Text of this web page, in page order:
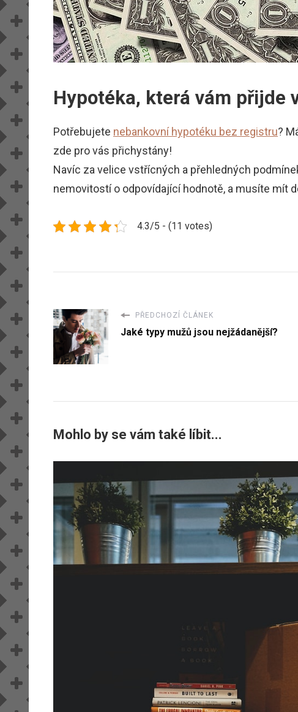
Hypotéka, která vám přijde
Potřebujete nebankovní hypotéku bez registru?
zde pro vás přichystány!
Navíc za velice vstřícných a přehledných
nemovitostí o odpovídající hodnotě, a musíte mít
4.3/5 - (11 votes)
PŘEDCHOZÍ ČLÁNEK
Jaké typy mužů jsou nejžádanější?
Mohlo by se vám také líbit...